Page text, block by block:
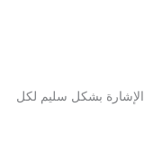
بشكل سليم لكل